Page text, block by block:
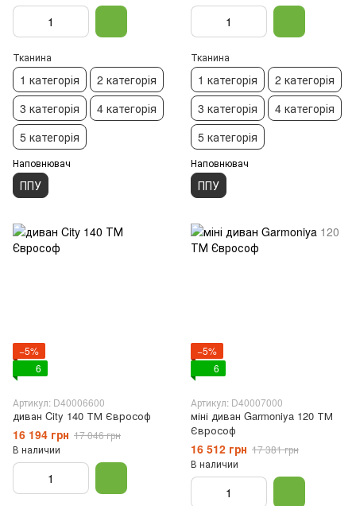
Тканина
1 категорія
2 категорія
3 категорія
4 категорія
5 категорія
Наповнювач
ППУ
Тканина
1 категорія
2 категорія
3 категорія
4 категорія
5 категорія
Наповнювач
ППУ
−5%
6
Артикул: D40006600
диван City 140 ТМ Єврософ
16 194 грн 17 046 грн
В наличии
−5%
6
Артикул: D40007000
міні диван Garmoniya 120 ТМ
Єврософ
16 512 грн 17 381 грн
В наличии